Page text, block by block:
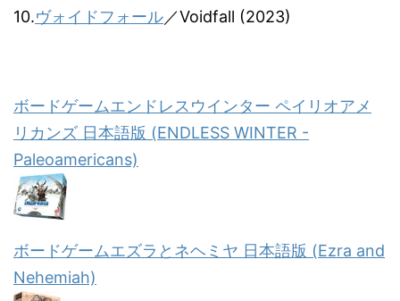
10.ヴォイドフォール／Voidfall (2023)
ボードゲームエンドレスウインター ペイリオアメ
リカンズ 日本語版 (ENDLESS WINTER -
Paleoamericans)
ボードゲームエズラとネヘミヤ 日本語版 (Ezra and
Nehemiah)